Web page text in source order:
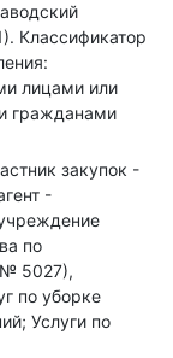
Классификатор
лицами или
гражданами
закупок -
-
по
№ 5027),
по уборке
Услуги по